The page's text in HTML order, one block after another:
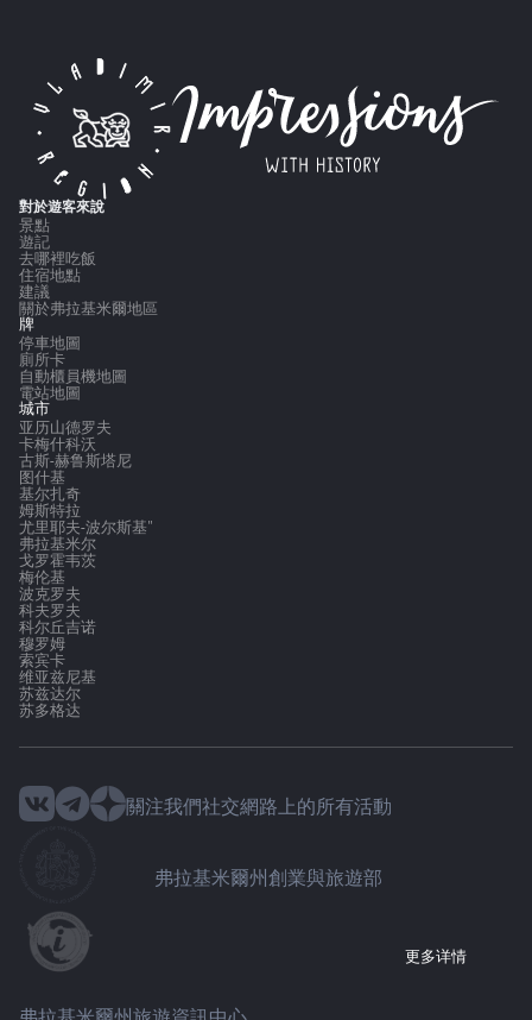
對於遊客來說
景點
遊記
去哪裡吃飯
住宿地點
建議
關於弗拉基米爾地區
牌
停車地圖
廁所卡
自動櫃員機地圖
電站地圖
城市
亚历山德罗夫
卡梅什科沃
古斯-赫鲁斯塔尼
图什基
基尔扎奇
姆斯特拉
尤里耶夫-波尔斯基"
弗拉基米尔
戈罗霍韦茨
梅伦基
波克罗夫
科夫罗夫
科尔丘吉诺
穆罗姆
索宾卡
维亚兹尼基
苏兹达尔
苏多格达
弗拉基米爾州創業與旅遊部
更多详情
關注我們社交網路上的所有活動